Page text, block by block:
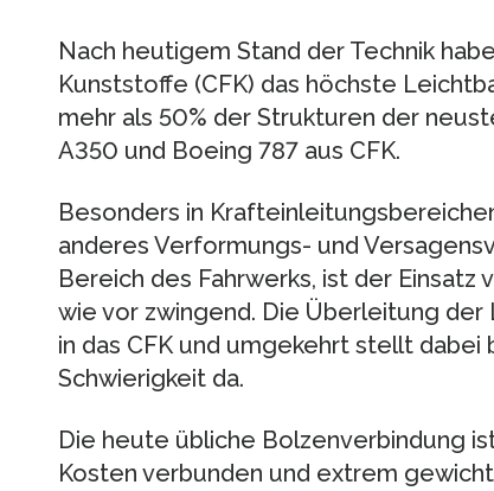
Nach heutigem Stand der Technik
Kunststoffe (CFK) das höchste
mehr als 50% der Strukturen der
A350 und Boeing 787 aus CFK.
Besonders in
anderes Verformungs- und
Bereich des Fahrwerks, ist der
wie vor zwingend. Die Überleitung
in das CFK und umgekehrt stellt
Schwierigkeit da.
Die heute übliche Bolzenverbindung
Kosten verbunden und extrem